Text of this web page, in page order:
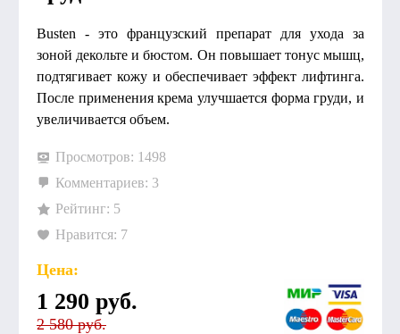
Busten - это французский препарат для ухода за
зоной декольте и бюстом. Он повышает тонус мышц,
подтягивает кожу и обеспечивает эффект лифтинга.
После применения крема улучшается форма груди, и
увеличивается объем.
Просмотров: 1498
Комментариев: 3
Рейтинг: 5
Нравится: 7
Цена:
1 290 руб.
2 580 руб.